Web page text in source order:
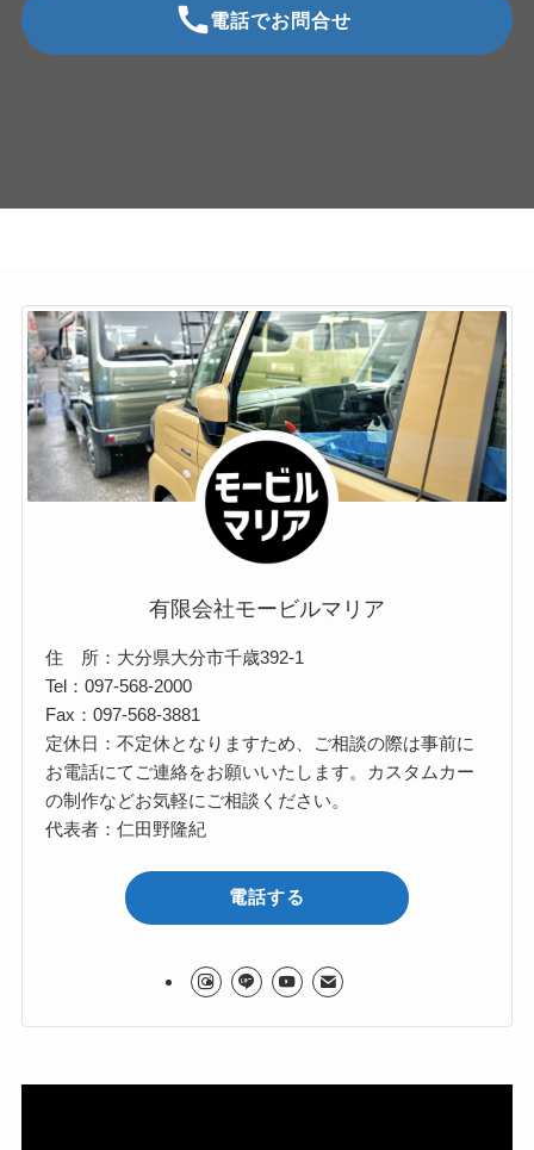
電話でお問合せ
有限会社モービルマリア
住 所：大分県大分市千歳392-1
Tel：097-568-2000
Fax：097-568-3881
定休日：不定休となりますため、ご相談の際は事前に
お電話にてご連絡をお願いいたします。カスタムカー
の制作などお気軽にご相談ください。
代表者：仁田野隆紀
電話する